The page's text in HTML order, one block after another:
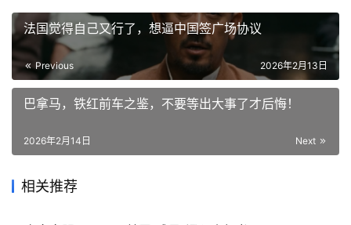
法国觉得自己又行了，想逼中国签广场协议
Previous 2026年2月13日
巴拿马，铁红前车之鉴，不要等出大事了才后悔！
Next
2026年2月14日
相关推荐